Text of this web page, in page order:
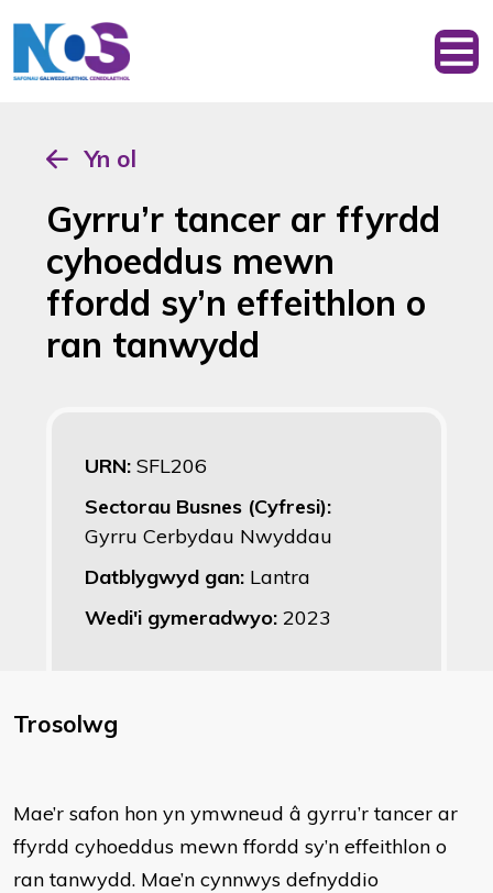
Yn ol
Gyrru’r tancer ar ffyrdd
cyhoeddus mewn
ffordd sy’n effeithlon o
ran tanwydd
URN: SFL206
Sectorau Busnes (Cyfresi):
Gyrru Cerbydau Nwyddau
Datblygwyd gan: Lantra
Wedi'i gymeradwyo: 2023
Trosolwg
Mae’r safon hon yn ymwneud â gyrru’r tancer ar
ffyrdd cyhoeddus mewn ffordd sy’n effeithlon o
ran tanwydd. Mae’n cynnwys defnyddio